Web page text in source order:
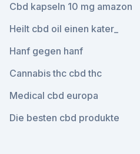
Cbd kapseln 10 mg amazon
Heilt cbd oil einen kater_
Hanf gegen hanf
Cannabis thc cbd thc
Medical cbd europa
Die besten cbd produkte